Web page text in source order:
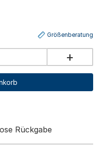
Größenberatung
+
Rückgabe